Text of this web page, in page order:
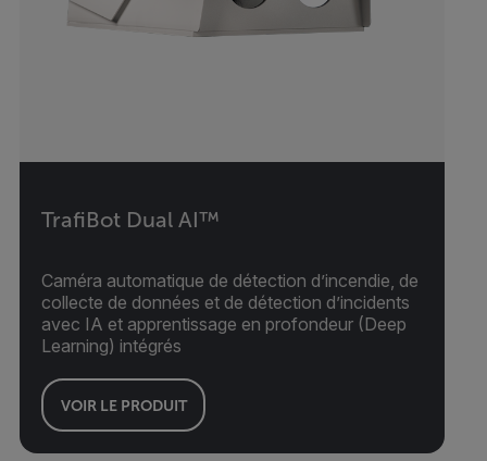
TrafiBot Dual AI™
Caméra automatique de détection d’incendie, de
collecte de données et de détection d’incidents
avec IA et apprentissage en profondeur (Deep
Learning) intégrés
VOIR LE PRODUIT